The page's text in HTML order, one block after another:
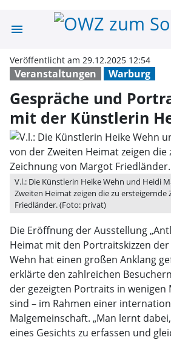
menu
Veranstaltungen Warburg
Veröffentlicht am 29.12.2025 12:54
Gespräche und
mit der Künstlerin
V.l.: Die Künstlerin Heike Wehn und Heidi
Zweiten Heimat zeigen die zu
Friedländer. (Foto: privat)
Die Eröffnung der Ausstellung
Heimat mit den Portraitskizzen
Wehn hat einen großen Anklang
erklärte den zahlreichen
der gezeigten Portraits in
sind – im Rahmen einer
Malgemeinschaft. „Man lernt
eines Gesichts zu erfassen und